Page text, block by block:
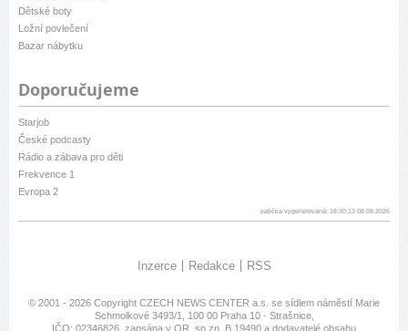
Dětské boty
Ložní povlečení
Bazar nábytku
Doporučujeme
Starjob
České podcasty
Rádio a zábava pro děti
Frekvence 1
Evropa 2
patička vygenerovaná: 18:30:13 08.08.2026
Inzerce Redakce RSS
© 2001 - 2026 Copyright CZECH NEWS CENTER a.s. se sídlem náměstí Marie
Schmolkové 3493/1, 100 00 Praha 10 - Strašnice,
IČO: 02346826, zapsána v OR, sp.zn. B 19490 a dodavatelé obsahu